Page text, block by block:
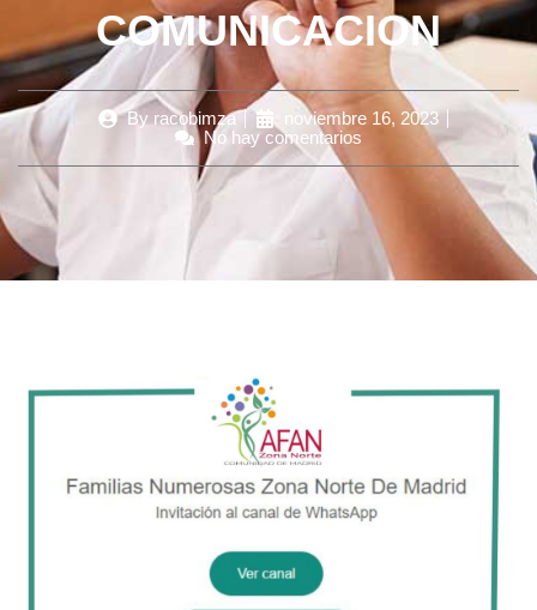
COMUNICACION
By racobimza
noviembre 16, 2023
No hay comentarios